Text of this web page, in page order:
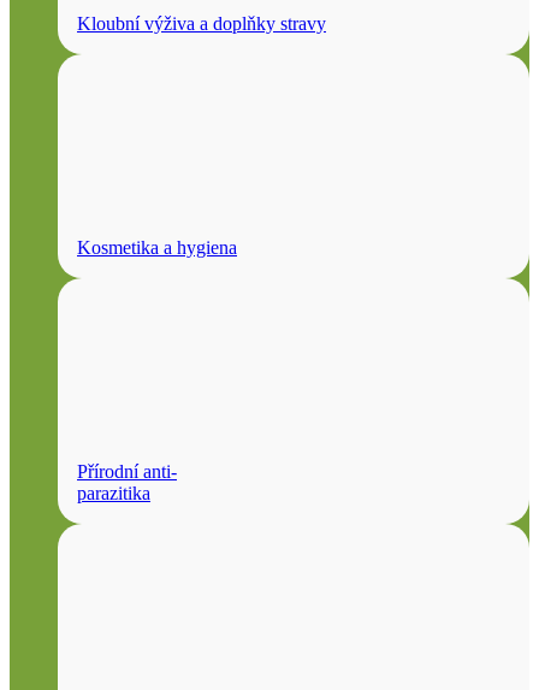
Kloubní výživa a doplňky stravy
Kosmetika a hygiena
Přírodní anti-
parazitika